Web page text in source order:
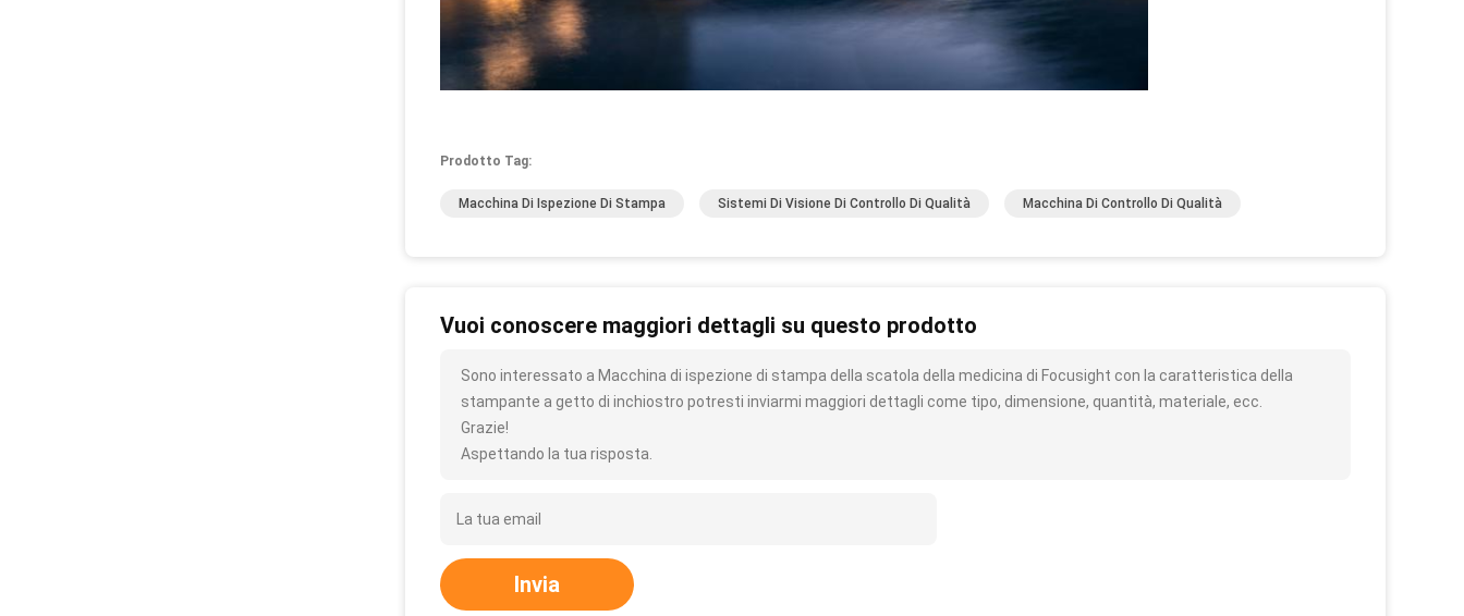
Prodotto Tag:
Macchina Di Ispezione Di Stampa Sistemi Di Visione Di Controllo Di Qualità Macchina Di Controllo Di Qualità
Vuoi conoscere maggiori dettagli su questo prodotto
Sono interessato a Macchina di ispezione di stampa della scatola della medicina di Focusight con la caratteristica della
stampante a getto di inchiostro potresti inviarmi maggiori dettagli come tipo, dimensione, quantità, materiale, ecc.
Grazie!
Aspettando la tua risposta.
Invia